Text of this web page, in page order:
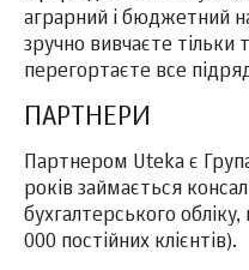
аграрний і бюджетний
зручно вивчаєте тільки
перегортаєте все
ПАРТНЕРИ
Партнером Uteka є
років займається
бухгалтерського обліку,
000 постійних клієнтів).